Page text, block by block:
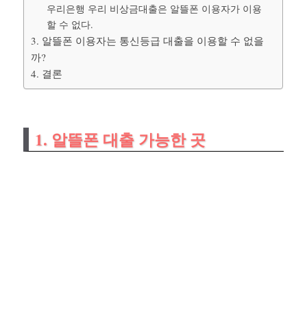
우리은행 우리 비상금대출은 알뜰폰 이용자가 이용
할 수 없다.
3. 알뜰폰 이용자는 통신등급 대출을 이용할 수 없을
까?
4. 결론
1. 알뜰폰 대출 가능한 곳